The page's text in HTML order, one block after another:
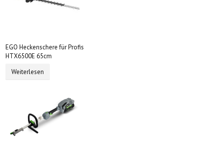
EGO Heckenschere für Profis
HTX6500E 65cm
Weiterlesen